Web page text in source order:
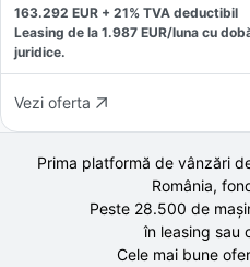
163.292 EUR + 21% TVA deductibil
Leasing de la 1.987 EUR/luna cu
juridice.
Vezi oferta
Prima platformă de vânzări
România,
Peste 28.500 de
în leasing sau
Cele mai bune